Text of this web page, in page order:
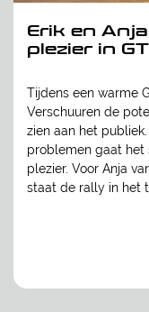
Erik en
plezier in
Tijdens een warme
Verschuuren de
zien aan het
problemen gaat het
plezier. Voor Anja
staat de rally in het